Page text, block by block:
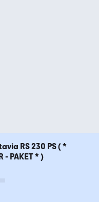
RS 230 PS ( *
- PAKET * )